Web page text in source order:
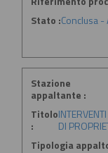
Stato :Conclusa -
Stazione
appaltante :
Titolo
:
DI
Tipologia